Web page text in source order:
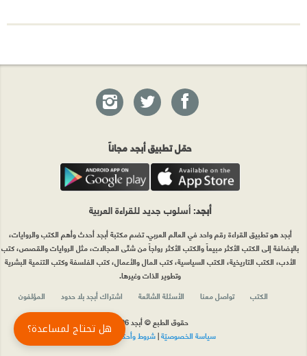
حمّل تطبيق أبجد مجاناً
أبجد: أسلوب جديد للقراءة العربية
أبجد هو تطبيق القراءة رقم واحد في العالم العربي. تضم مكتبة أبجد أحدث وأهم الكتب والروايات،
بالإضافة إلى الكتب الأكثر مبيعاً والكتب الأكثر رواجاً من شتّى المجالات، مثل الروايات والقصص، كتب
الأدب، الكتب التاريخية، الكتب السياسية، كتب المال والأعمال، كتب الفلسفة وكتب التنمية البشرية
وتطوير الذات وغيرها.
الكتب
تواصل معنا الأسئلة الشائعة اشتراك أبجد بلا حدود
المؤلفون
حقوق الطبع © أبجد 2026
سياسة الخصوصيّة|شروط وأحكام الاستخدامهل تحتاج لمساعدة؟